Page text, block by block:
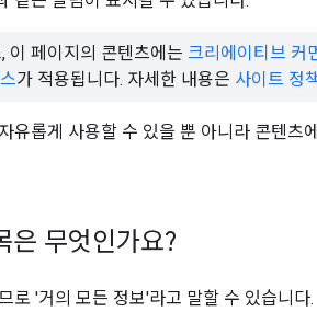
이 페이지의 콘텐츠에는 크리에이티브 커
가 적용됩니다. 자세한 내용은 사이트 정책
유롭게 사용할 수 있을 뿐 아니라 콘텐
은 무엇인가요?
로 '거의 모든 정보'라고 말할 수 있습니다.